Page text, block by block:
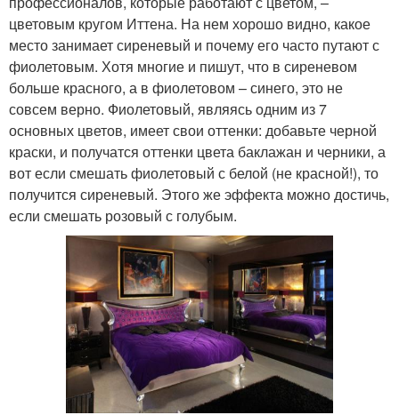
цветовым кругом Иттена. На нем хорошо видно, какое
место занимает сиреневый и почему его часто путают с
фиолетовым. Хотя многие и пишут, что в сиреневом
больше красного, а в фиолетовом – синего, это не
совсем верно. Фиолетовый, являясь одним из 7
основных цветов, имеет свои оттенки: добавьте черной
краски, и получатся оттенки цвета баклажан и черники, а
вот если смешать фиолетовый с белой (не красной!), то
получится сиреневый. Этого же эффекта можно достичь,
если смешать розовый с голубым.